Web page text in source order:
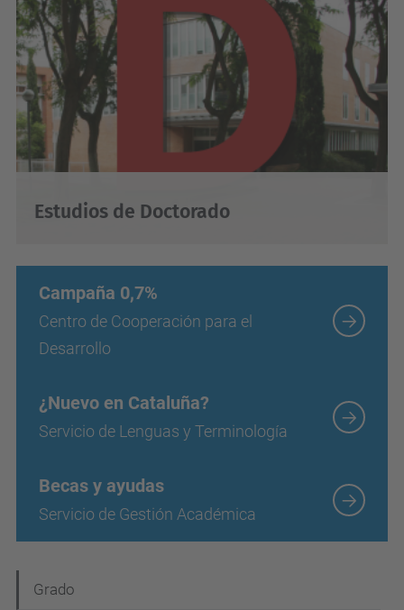
Estudios de Doctorado
Campaña 0,7%
Centro de Cooperación para el
Desarrollo
¿Nuevo en Cataluña?
Servicio de Lenguas y Terminología
Becas y ayudas
Servicio de Gestión Académica
Grado